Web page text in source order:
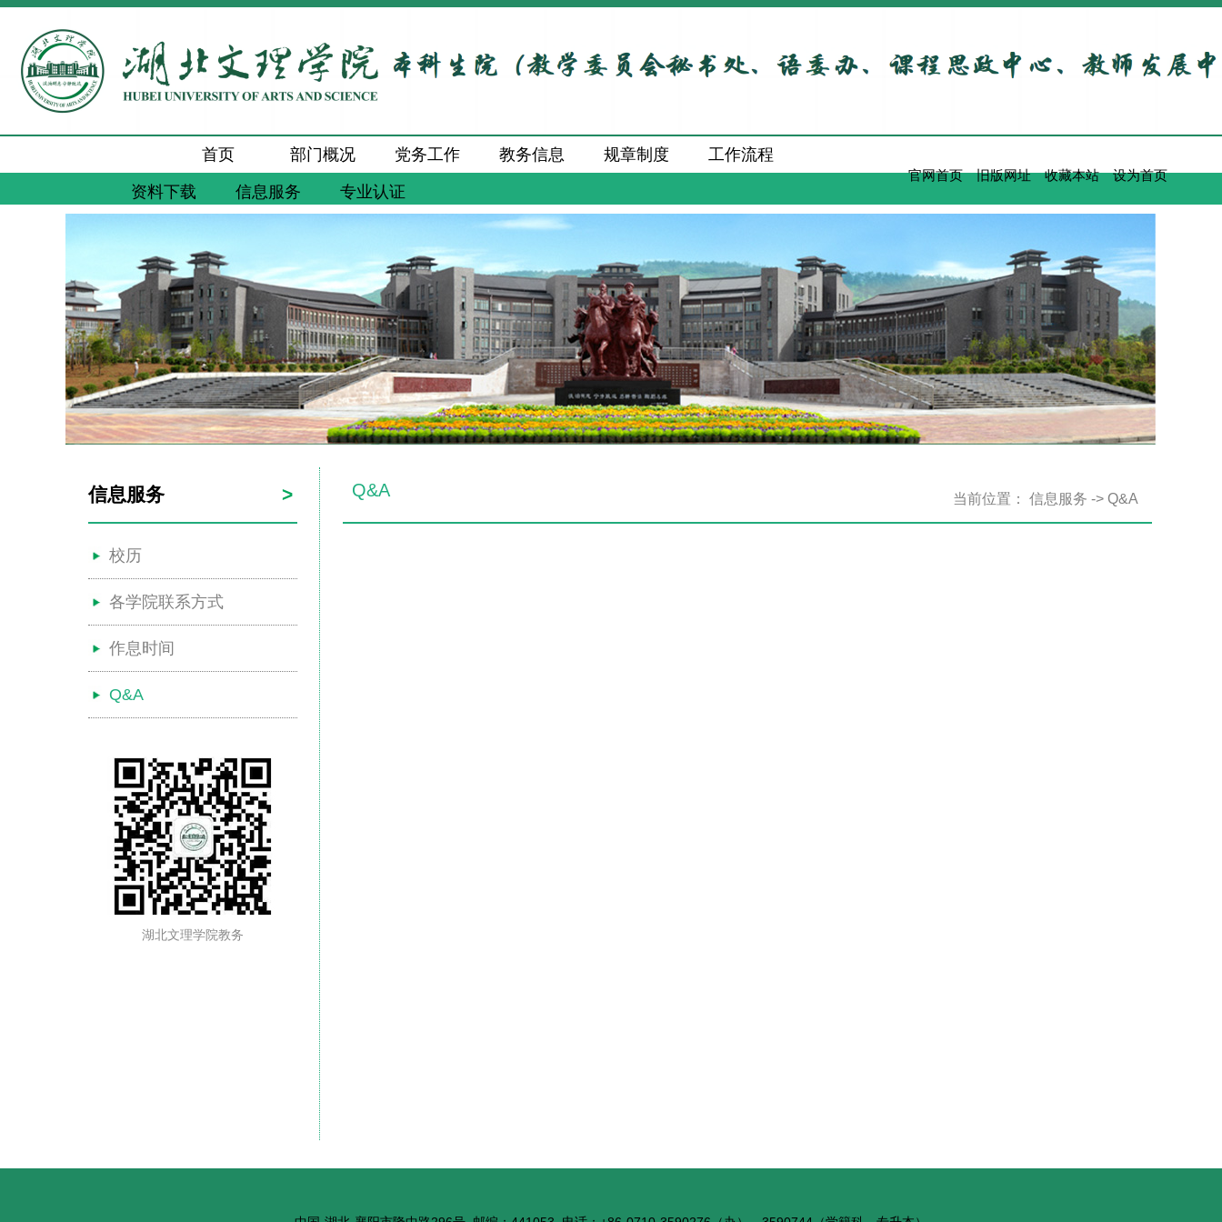
官网首页 旧版网址 收藏本站 设为首页
首页 部门概况 党务工作 教务信息 规章制度 工作流程
资料下载 信息服务 专业认证
信息服务 >
校历
各学院联系方式
作息时间
Q&A
湖北文理学院教务
Q&A 当前位置： 信息服务 -> Q&A